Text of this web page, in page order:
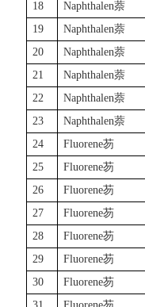
18
Naphthalen萘
19
Naphthalen萘
20
Naphthalen萘
21
Naphthalen萘
22
Naphthalen萘
23
Naphthalen萘
24
Fluorene芴
25
Fluorene芴
26
Fluorene芴
27
Fluorene芴
28
Fluorene芴
29
Fluorene芴
30
Fluorene芴